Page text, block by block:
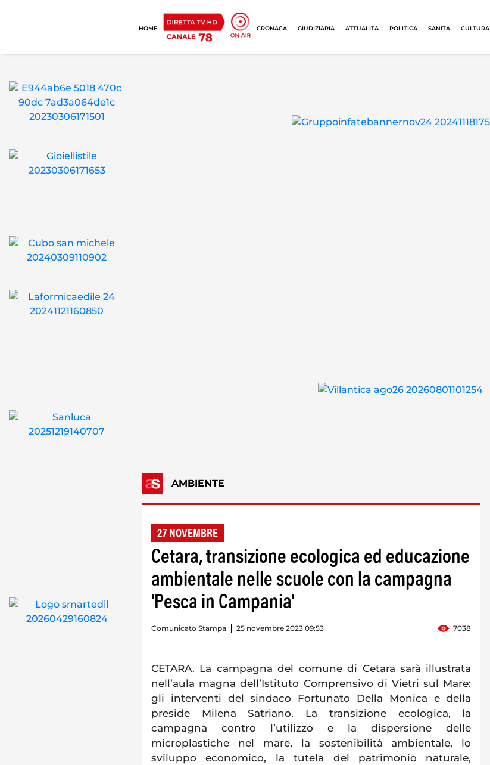
HOME CRONACA GIUDIZIARIA ATTUALITÀ POLITICA SANITÀ CULTURA
AMBIENTE
27 NOVEMBRE
Cetara, transizione ecologica ed educazione
ambientale nelle scuole con la campagna
'Pesca in Campania'
Comunicato Stampa 25 novembre 2023 09:53 7038
CETARA. La campagna del comune di Cetara sarà illustrata
nell’aula magna dell’Istituto Comprensivo di Vietri sul Mare:
gli interventi del sindaco Fortunato Della Monica e della
preside Milena Satriano. La transizione ecologica, la
campagna contro l’utilizzo e la dispersione delle
microplastiche nel mare, la sostenibilità ambientale, lo
sviluppo economico, la tutela del patrimonio naturale,